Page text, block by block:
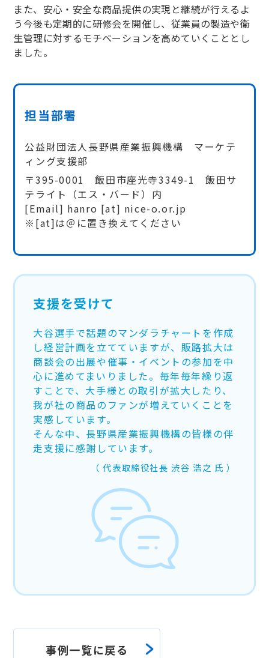
また、安心・安全な商品提供の実現と継続が行えるよ
う今後も定期的に研修会を開催し、従業員の製造や衛
生管理に対するモチベーションを高めていくこととし
ました。
担当部署
公益財団法人長野県産業振興機構 マーケテ
ィング支援部
〒395-0001 飯田市座光寺3349-1 飯田サ
テライト（エス・バード）内
[Email] hanro [at] nice-o.or.jp
※[at]は＠に置き換えてください
支援を受けて
大谷選手で話題のマンダラチャートを作成
し経営計画を立てていますが、販路拡大は
商談会の出展や催事・イベントの参加を中
心に進めてまいりました。毎年毎年繰り返
すことで、大手様との取引が拡大したり、
我が社の商品のファンが増えていくことを
実感しています。
そんな中、長野県産業振興機構の皆様の伴
走支援に感謝しています。
代表取締役社長 渋谷 浩之 氏
事例一覧に戻る